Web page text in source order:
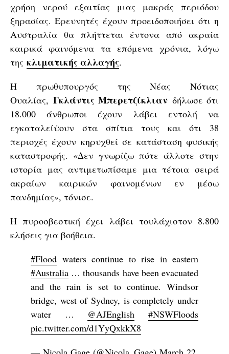
χρήση νερού εξαιτίας μιας μακράς περιόδου
ξηρασίας. Ερευνητές έχουν προειδοποιήσει ότι η
Αυστραλία θα πλήττεται έντονα από ακραία
καιρικά φαινόμενα τα επόμενα χρόνια, λόγω
της κλιματικής αλλαγής.
Η πρωθυπουργός της Νέας Νότιας
Ουαλίας, Γκλάντις Μπερετζίκλιαν δήλωσε ότι
18.000 άνθρωποι έχουν λάβει εντολή να
εγκαταλείψουν στα σπίτια τους και ότι 38
περιοχές έχουν κηρυχθεί σε κατάσταση φυσικής
καταστροφής. «Δεν γνωρίζω πότε άλλοτε στην
ιστορία μας αντιμετωπίσαμε μια τέτοια σειρά
ακραίων καιρικών φαινομένων εν μέσω
πανδημίας», τόνισε.
Η πυροσβεστική έχει λάβει τουλάχιστον 8.800
κλήσεις για βοήθεια.
#Flood waters continue to rise in eastern
#Australia … thousands have been evacuated
and the rain is set to continue. Windsor
bridge, west of Sydney, is completely under
water … @AJEnglish
#NSWFloods
pic.twitter.com/d1YyQxkkX8